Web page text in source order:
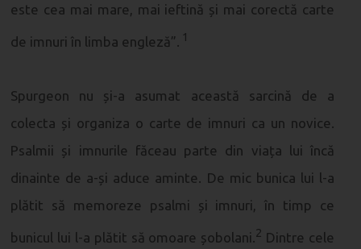
este cea mai mare, mai ieftină și mai corectă carte
de imnuri în limba engleză”. 1
Spurgeon nu și-a asumat această sarcină de a
colecta și organiza o carte de imnuri ca un novice.
Psalmii și imnurile făceau parte din viața lui încă
dinainte de a-și aduce aminte. De mic bunica lui l-a
plătit să memoreze psalmi și imnuri, în timp ce
bunicul lui l-a plătit să omoare șobolani.2 Dintre cele